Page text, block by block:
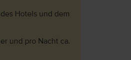
Hotels und dem
und pro Nacht ca.